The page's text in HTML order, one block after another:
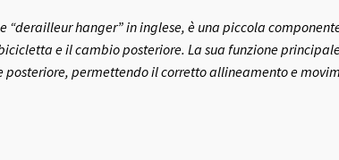
“derailleur hanger” in inglese, è una piccola
e il cambio posteriore. La sua funzione
permettendo il corretto allineamento e